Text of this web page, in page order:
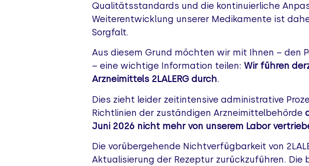
Qualitätsstandards und die kontinuierliche
Weiterentwicklung unserer Medikamente ist
Sorgfalt.
Aus diesem Grund möchten wir mit Ihnen – den
– eine wichtige Information teilen: Wir führen
Arzneimittels 2LALERG durch.
Dies zieht leider zeitintensive administrative
Richtlinien der zuständigen Arzneimittelbehörde
Juni 2026 nicht mehr von unserem Labor
Die vorübergehende Nichtverfügbarkeit von
Aktualisierung der Rezeptur zurückzuführen. Die